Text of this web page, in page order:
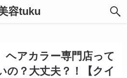
容tuku
ヘアカラー専門店って
の？大丈夫？！【クイ